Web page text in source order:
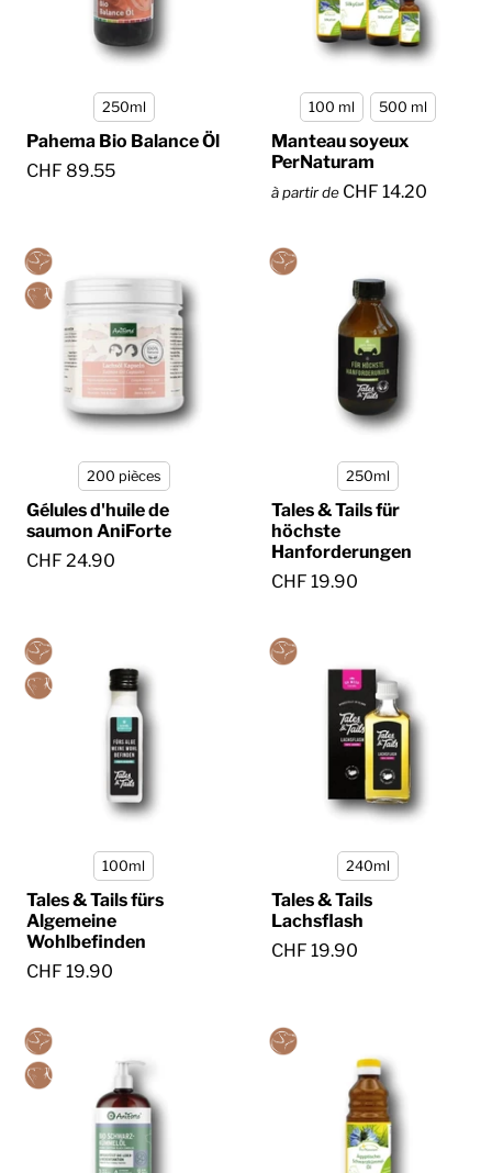
250ml
Pahema Bio Balance Öl
CHF 89.55
100 ml 500 ml
Manteau soyeux
PerNaturam
à partir de CHF 14.20
200 pièces
Gélules d'huile de
saumon AniForte
CHF 24.90
250ml
Tales & Tails für
höchste
Hanforderungen
CHF 19.90
100ml
Tales & Tails fürs
Algemeine
Wohlbefinden
CHF 19.90
240ml
Tales & Tails
Lachsflash
CHF 19.90